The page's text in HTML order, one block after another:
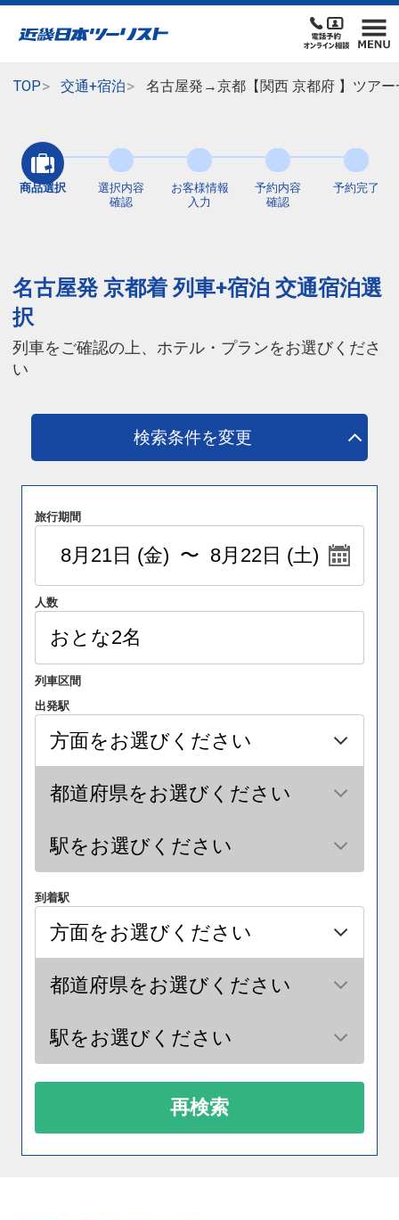
TOP 交通+宿泊 名古屋発→京都【関西 京都府 】ツア
商品選択
選択内容
確認
お客様情報
入力
予約内容
確認
予約完了
名古屋発 京都着 列車+宿泊 交通宿泊選
択
列車をご確認の上、ホテル・プランをお選びくださ
い
検索条件を変更
旅行期間
人数
列車区間
出発駅
到着駅
再検索